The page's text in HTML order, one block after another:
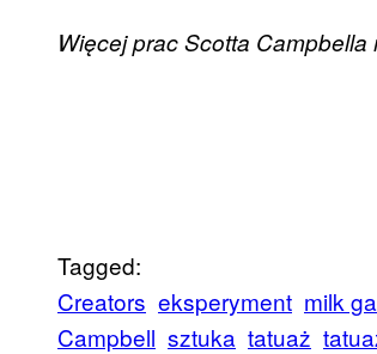
Więcej prac Scotta
Tagged:
Creators eksperyment milk
Campbell sztuka tatuaż